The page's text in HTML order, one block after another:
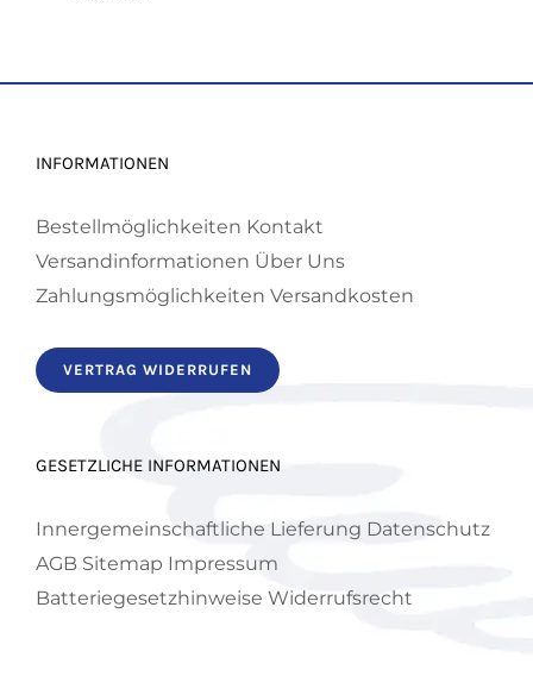
INFORMATIONEN
Bestellmöglichkeiten Kontakt
Versandinformationen Über Uns
Zahlungsmöglichkeiten Versandkosten
VERTRAG WIDERRUFEN
GESETZLICHE INFORMATIONEN
Innergemeinschaftliche Lieferung Datenschutz
AGB Sitemap Impressum
Batteriegesetzhinweise Widerrufsrecht